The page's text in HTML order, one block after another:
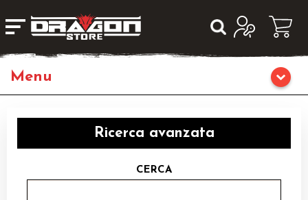
Giochi di Ruolo
Librigame
Ricerca avanzata
CERCA